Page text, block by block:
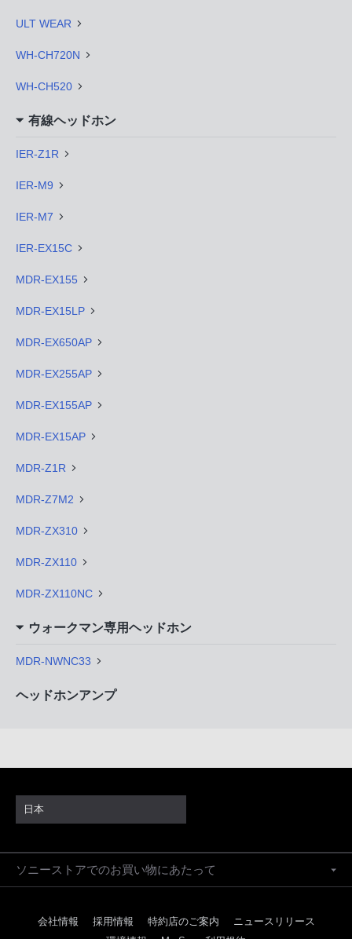
ULT WEAR
WH-CH720N
WH-CH520
有線ヘッドホン
IER-Z1R
IER-M9
IER-M7
IER-EX15C
MDR-EX155
MDR-EX15LP
MDR-EX650AP
MDR-EX255AP
MDR-EX155AP
MDR-EX15AP
MDR-Z1R
MDR-Z7M2
MDR-ZX310
MDR-ZX110
MDR-ZX110NC
ウォークマン専用ヘッドホン
MDR-NWNC33
ヘッドホンアンプ
日本
ソニーストアでのお買い物にあたって
会社情報 採用情報 特約店のご案内
ニュースリリース